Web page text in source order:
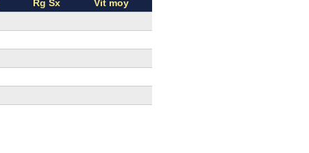
Rg Sx
Vit moy